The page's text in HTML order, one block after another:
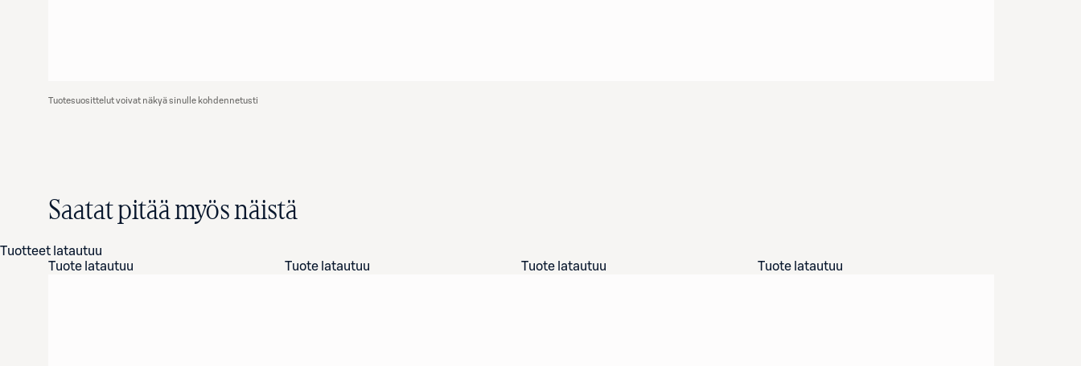
Tuotesuosittelut voivat näkyä sinulle kohdennetusti
Saatat pitää myös näistä
Tuotteet latautuu
Tuote latautuu
Tuote latautuu Tuote latautuu Tuote latautuu